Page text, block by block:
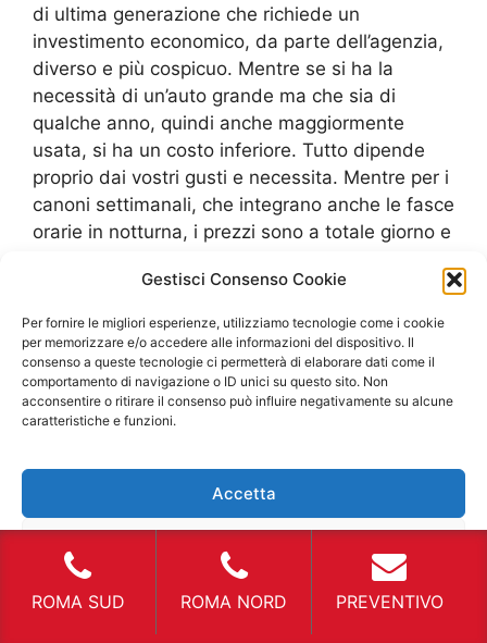
Gestisci Consenso Cookie
Per fornire le migliori esperienze, utilizziamo tecnologie come i cookie
per memorizzare e/o accedere alle informazioni del dispositivo. Il
consenso a queste tecnologie ci permetterà di elaborare dati come il
comportamento di navigazione o ID unici su questo sito. Non
acconsentire o ritirare il consenso può influire negativamente su alcune
caratteristiche e funzioni.
Accetta
Visualizza le preferenze
di ultima generazione che richiede un
investimento economico, da parte dell’agenzia,
diverso e più cospicuo. Mentre se si ha la
necessità di un’auto grande ma che sia di
qualche anno, quindi anche maggiormente
usata, si ha un costo inferiore. Tutto dipende
proprio dai vostri gusti e necessita. Mentre per i
canoni settimanali, che integrano anche le fasce
orarie in notturna, i prezzi sono a totale giorno e
contratto, si spendono sulle 300 euro, ma
ricordiamo che si tratta di avere l’auto per tanti
giorni consecutivi e quindi avrete sempre un
veicolo a vostra disposizione. Infine, ci sono
anche i canoni mensili, preferiti dalle aziende,
dove ilNoleggio Auto Grotta Rossa
delle auto a chilometri zero che assicurano delle
prestazioni altissime e motori nuovi, mai usati.
In base alle proprie necessità potete richiedere i
modelli, nel
Noleggio Auto Grotta Rossa, che
preferite.
Noleggio Auto Grotta Rossa per
cerimonie Uno dei motivi per cui si scelgono il
ROMA SUD ROMA NORD PREVENTIVO